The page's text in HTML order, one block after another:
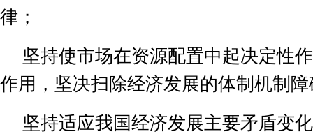
律；
坚持使市场在资源配置中起决定性
作用，坚决扫除经济发展的体制机制
坚持适应我国经济发展主要矛盾变